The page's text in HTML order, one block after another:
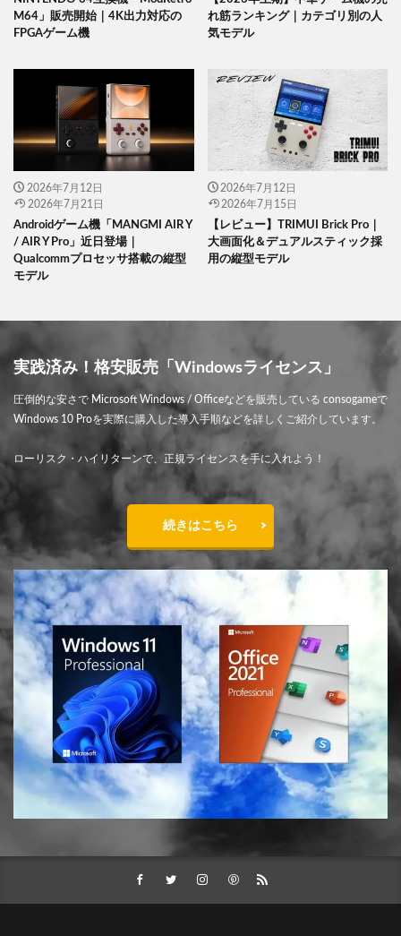
M64」販売開始｜4K出力対応の
FPGAゲーム機
れ筋ランキング｜カテゴリ別の人
気モデル
2026年7月12日
2026年7月21日
Androidゲーム機「MANGMI AIR Y
/ AIR Y Pro」近日登場｜
Qualcommプロセッサ搭載の縦型
モデル
2026年7月12日
2026年7月15日
【レビュー】TRIMUI Brick Pro｜
大画面化＆デュアルスティック採
用の縦型モデル
実践済み！格安販売「Windowsライセンス」
圧倒的な安さで Microsoft Windows / Officeなどを販売している consogameで
Windows 10 Proを実際に購入した導入手順などを詳しくご紹介しています。
ローリスク・ハイリターンで、正規ライセンスを手に入れよう！
続きはこちら